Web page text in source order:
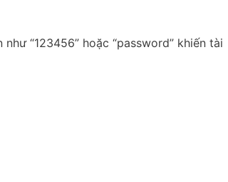
“123456” hoặc “password” khiến tài